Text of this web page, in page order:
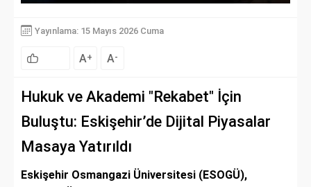
Yayınlama: 15 Mayıs 2026 Cuma
A+ A-
Hukuk ve Akademi "Rekabet" İçin
Buluştu: Eskişehir’de Dijital Piyasalar
Masaya Yatırıldı
Eskişehir Osmangazi Üniversitesi (ESOGÜ),